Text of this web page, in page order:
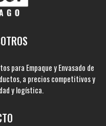
para Empaque y Envasado de
a precios competitivos y
y logística.